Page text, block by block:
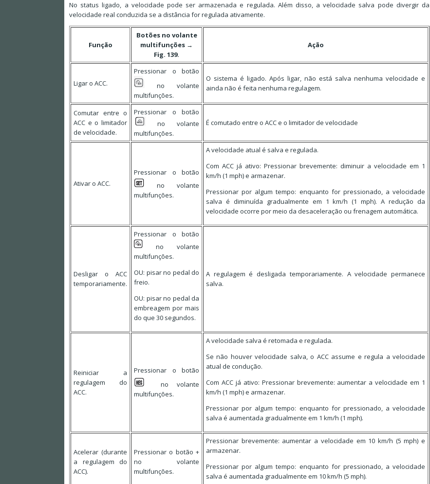
No status ligado, a velocidade pode ser armazenada e regulada. Além disso, a velocidade salva pode divergir da
velocidade real conduzida se a distância for regulada ativamente.
Função
Botões no volante
multifunções →
Fig. 139.
Ação
Ligar o ACC.
Pressionar o botão
no volante
multifunções.
O sistema é ligado. Após ligar, não está salva nenhuma velocidade e
ainda não é feita nenhuma regulagem.
Comutar entre o
ACC e o limitador
de velocidade.
Pressionar o botão
no volante
multifunções.
É comutado entre o ACC e o limitador de velocidade
Ativar o ACC.
Pressionar o botão
no volante
multifunções.
A velocidade atual é salva e regulada.
Com ACC já ativo: Pressionar brevemente: diminuir a velocidade em 1
km/h (1 mph) e armazenar.
Pressionar por algum tempo: enquanto for pressionado, a velocidade
salva é diminuída gradualmente em 1 km/h (1 mph). A redução da
velocidade ocorre por meio da desaceleração ou frenagem automática.
Desligar o ACC
temporariamente.
Pressionar o botão
no volante
multifunções.
OU: pisar no pedal do
freio.
OU: pisar no pedal da
embreagem por mais
do que 30 segundos.
A regulagem é desligada temporariamente. A velocidade permanece
salva.
Reiniciar a
regulagem do
ACC.
Pressionar o botão
no volante
multifunções.
A velocidade salva é retomada e regulada.
Se não houver velocidade salva, o ACC assume e regula a velocidade
atual de condução.
Com ACC já ativo: Pressionar brevemente: aumentar a velocidade em 1
km/h (1 mph) e armazenar.
Pressionar por algum tempo: enquanto for pressionado, a velocidade
salva é aumentada gradualmente em 1 km/h (1 mph).
Acelerar (durante
a regulagem do
ACC).
Pressionar o botão +
no volante
multifunções.
Pressionar brevemente: aumentar a velocidade em 10 km/h (5 mph) e
armazenar.
Pressionar por algum tempo: enquanto for pressionado, a velocidade
salva é aumentada gradualmente em 10 km/h (5 mph).